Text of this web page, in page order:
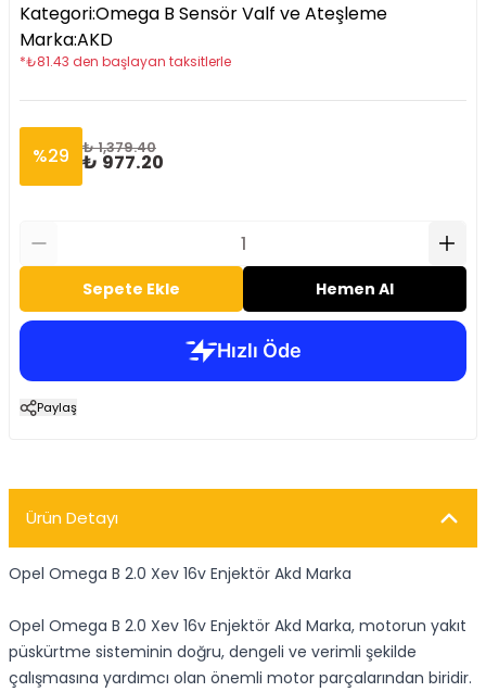
Kategori:Omega B Sensör Valf ve Ateşleme
Marka:AKD
*₺81.43 den başlayan taksitlerle
%29 ₺ 1,379.40
₺ 977.20
Sepete Ekle Hemen Al
Paylaş
Ürün Detayı
Opel Omega B 2.0 Xev 16v Enjektör Akd Marka
Opel Omega B 2.0 Xev 16v Enjektör Akd Marka, motorun yakıt
püskürtme sisteminin doğru, dengeli ve verimli şekilde
çalışmasına yardımcı olan önemli motor parçalarından biridir.